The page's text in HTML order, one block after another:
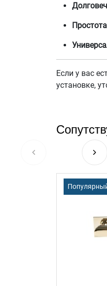
Если у вас
установке,